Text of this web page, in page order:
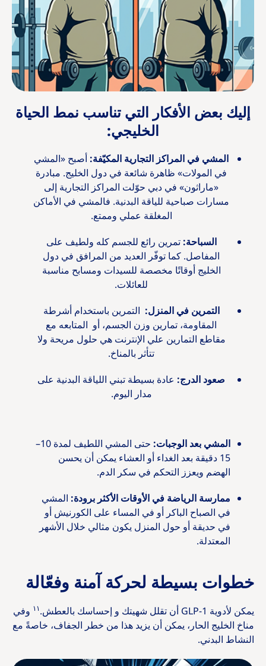
إليك بعض الأفكار التي تناسب نمط الحياة
الخليجي:
المشي في المراكز التجارية المكيّفة: أصبح «المشي
في المولات» ظاهرة شائعة في دول الخليج. مبادرة
«ماراثون» في دبي حوّلت المراكز التجارية إلى
مسارات صباحية للياقة البدنية. فالمشي في الأماكن
المغلقة عملي وممتع.
السباحة: تمرين رائع للجسم كله ولطيف على
المفاصل. كما توفّر العديد من المرافق في دول
الخليج أوقاتًا مخصصة للسيدات ومسابح مناسبة
للعائلات.
التمرين في المنزل: التمرين باستخدام أشرطة
المقاومة، تمارين وزن الجسم، أو المتابعه مع
مقاطع التمارين علي الإنترنت هي حلول مريحة ولا
تتأثر بالمناخ.
صعود الدرج: عادة بسيطة تبني اللياقة البدنية على
مدار اليوم.
المشي بعد الوجبات:
حتى المشي اللطيف لمدة 10–
15 دقيقة بعد الغداء أو العشاء يمكن أن يحسن
الهضم ويعزز التحكم في سكر الدم.
ممارسة الرياضة في الأوقات الأكثر برودة: المشي
في الصباح الباكر أو في المساء على الكورنيش أو
في حديقة أو حول المنزل يكون مثالي خلال الأشهر
المعتدلة.
خطوات بسيطة لحركة آمنة وفعّالة
يمكن لأدوية GLP-1 أن تقلل شهيتك و إحساسك بالعطش. ١١ وفي
مناخ الخليج الحار، يمكن أن يزيد هذا من خطر الجفاف، خاصةً مع
النشاط البدني.